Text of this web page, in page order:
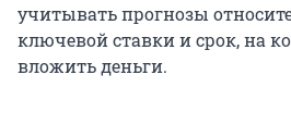
учитывать прогнозы
ключевой ставки и срок, на
вложить деньги.